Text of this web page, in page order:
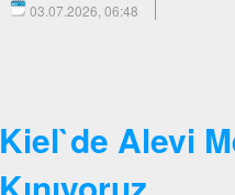
03.07.2026, 06:48
Kiel`de Alevi